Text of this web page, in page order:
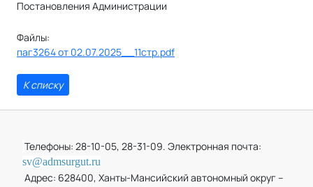
Постановления Администрации
Файлы:
паг3264 от 02.07.2025__11стр.pdf
К списку
Телефоны: 28-10-05, 28-31-09. Электронная почта:
sv@admsurgut.ru
Адрес: 628400, Ханты-Мансийский автономный округ –